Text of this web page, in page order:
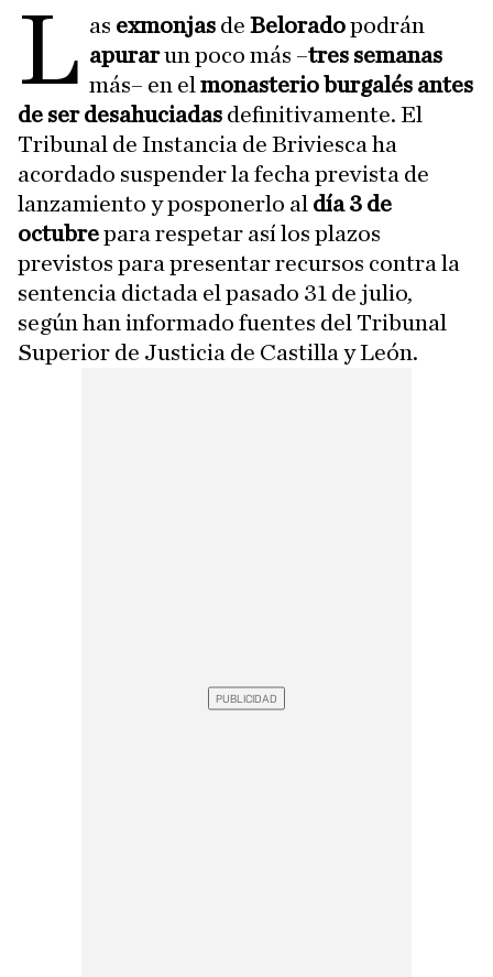
L as exmonjas deBeloradopodrán
apurarun poco más –tres semanas
más– en elmonasterio burgalés antes
de ser desahuciadas definitivamente. El
Tribunal de Instancia de Briviesca ha
acordado suspender la fecha prevista de
lanzamiento y posponerlo al día 3 de
octubrepara respetar así los plazos
previstos para presentar recursos contra la
sentencia dictada el pasado 31 de julio,
según han informado fuentes del Tribunal
Superior de Justicia de Castilla y León.